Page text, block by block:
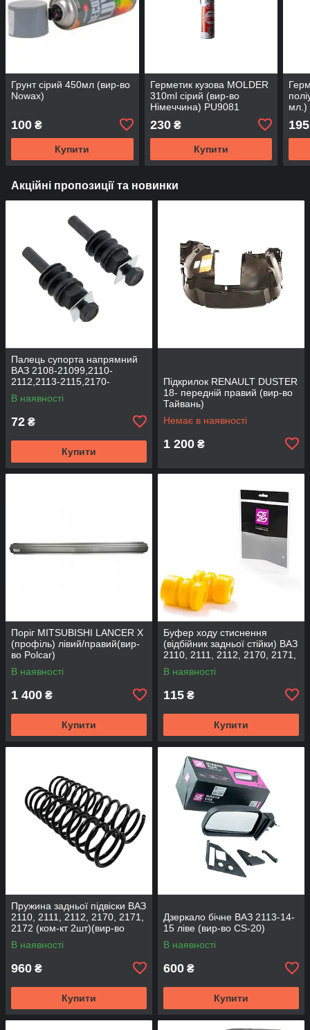
Грунт сірий 450мл (вир-во
Nowax)
100 ₴
Купити
Герметик кузова MOLDER
310ml сірий (вир-во
Німеччина) PU9081
230₴
Купити
мл.)
195
Акційні пропозиції та новинки
Палець супорта напрямний
ВАЗ 2108-21099,2110-
2112,2113-2115,2170-
2172,2190, 1117-1119 (к-т
2шт) (вир-во BEG-LINE)
В наявності
72 ₴
Купити
Підкрилок RENAULT DUSTER
18- передній правий (вир-во
Тайвань)
Немає в наявності
1 200 ₴
Поріг MITSUBISHI LANCER Х
(профіль) лівий/правий(вир-
во Polcar)
В наявності
1 400 ₴
Купити
Буфер ходу стиснення
(відбійник задньої стійки) ВАЗ
2110, 2111, 2112, 2170, 2171,
2172 (2шт) (вир-во CS-20
В наявності
115 ₴
Купити
Пружина задньої підвіски ВАЗ
2110, 2111, 2112, 2170, 2171,
2172 (ком-кт 2шт)(вир-во
SKADI)
В наявності
960 ₴
Купити
Дзеркало бічне ВАЗ 2113-14-
15 ліве (вир-во CS-20)
В наявності
600 ₴
Купити